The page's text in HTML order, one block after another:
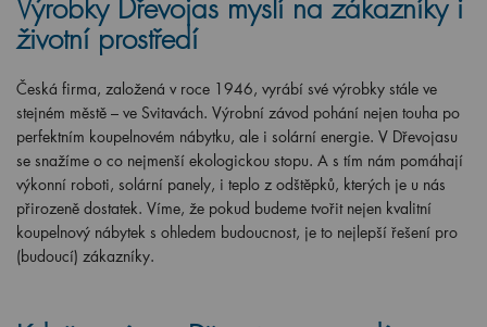
Výrobky Dřevojas myslí na zákazníky i
životní prostředí
Česká firma, založená v roce 1946, vyrábí své výrobky stále ve
stejném městě – ve Svitavách. Výrobní závod pohání nejen touha po
perfektním koupelnovém nábytku, ale i solární energie. V Dřevojasu
se snažíme o co nejmenší ekologickou stopu. A s tím nám pomáhají
výkonní roboti, solární panely, i teplo z odštěpků, kterých je u nás
přirozeně dostatek. Víme, že pokud budeme tvořit nejen kvalitní
koupelnový nábytek s ohledem budoucnost, je to nejlepší řešení pro
(budoucí) zákazníky.